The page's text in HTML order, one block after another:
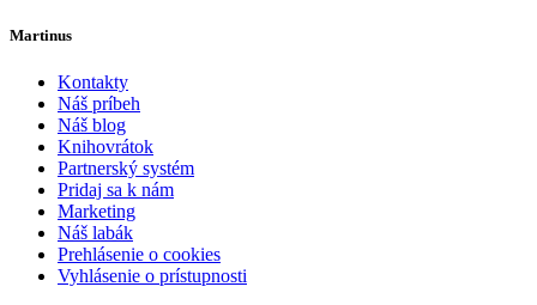
Martinus
Kontakty
Náš príbeh
Náš blog
Knihovrátok
Partnerský systém
Pridaj sa k nám
Marketing
Náš labák
Prehlásenie o cookies
Vyhlásenie o prístupnosti